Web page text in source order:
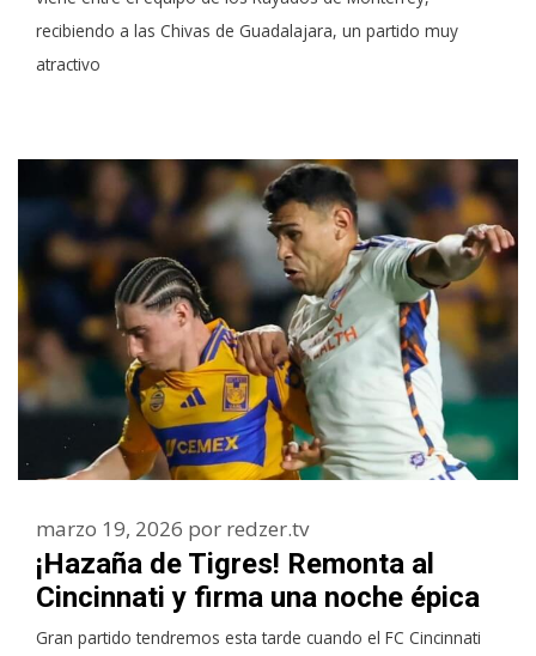
recibiendo a las Chivas de Guadalajara, un partido muy
atractivo
¡Hazaña de Tigres! Remonta al
Cincinnati y firma una noche épica
marzo 19, 2026 por redzer.tv
Gran partido tendremos esta tarde cuando el FC Cincinnati